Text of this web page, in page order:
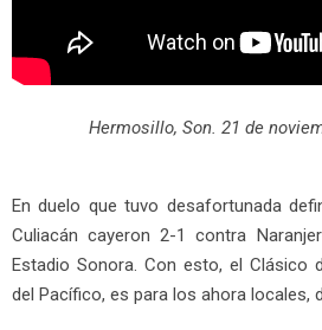
Hermosillo, Son. 21 de
En duelo que tuvo desafortunada
Culiacán cayeron 2-1 contra
Estadio Sonora. Con esto, el Clásico
del Pacífico, es para los ahora locales,